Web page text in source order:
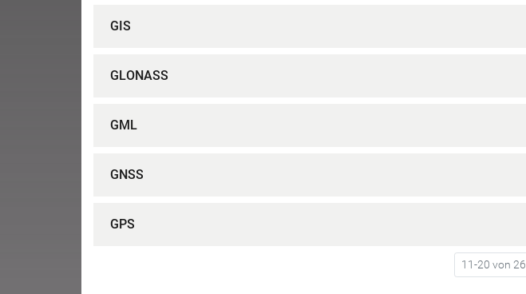
GIS
GLONASS
GML
GNSS
GPS
11-20 von 26